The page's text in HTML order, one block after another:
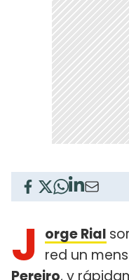
J orge Rial
red un
Pereiro, y